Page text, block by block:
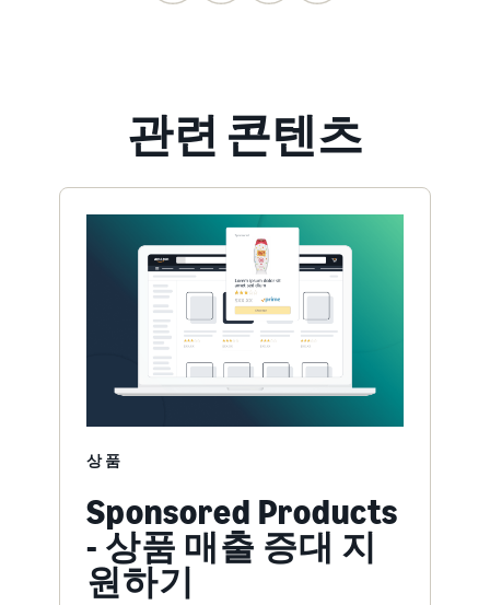
관련 콘텐츠
상품
Sponsored Products
- 상품 매출 증대 지
원하기